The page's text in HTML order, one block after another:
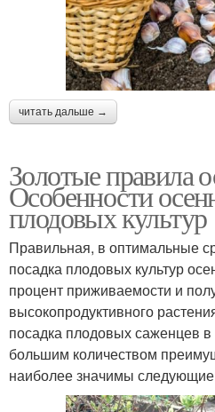
читать дальше →
Золотые правила
Особенности
плодовых культур
Правильная, в оптимальные
посадка плодовых культур
процент приживаемости и
высокопродуктивного
посадка плодовых саженцев
большим количеством
наиболее значимы